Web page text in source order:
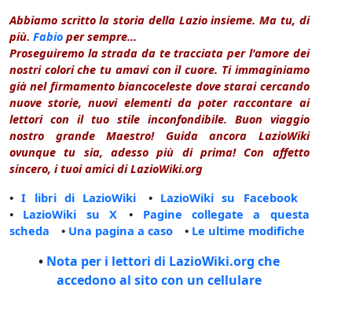
Abbiamo scritto la storia della Lazio insieme. Ma tu, di
più. Fabio per sempre...
Proseguiremo la strada da te tracciata per l'amore dei
nostri colori che tu amavi con il cuore. Ti immaginiamo
già nel firmamento biancoceleste dove starai cercando
nuove storie, nuovi elementi da poter raccontare ai
lettori con il tuo stile inconfondibile. Buon viaggio
nostro grande Maestro! Guida ancora LazioWiki
ovunque tu sia, adesso più di prima! Con affetto
sincero, i tuoi amici di LazioWiki.org
•I libri di LazioWiki • LazioWiki su Facebook
• LazioWiki su X • Pagine collegate a questa
scheda • Una pagina a caso • Le ultime modifiche
• Nota per i lettori di LazioWiki.org che
accedono al sito con un cellulare